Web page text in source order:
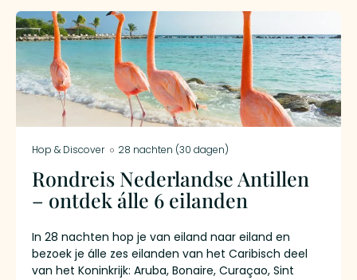
Hop & Discover 28 nachten (30 dagen)
Rondreis Nederlandse Antillen
– ontdek álle 6 eilanden
In 28 nachten hop je van eiland naar eiland en
bezoek je álle zes eilanden van het Caribisch deel
van het Koninkrijk: Aruba, Bonaire, Curaçao, Sint